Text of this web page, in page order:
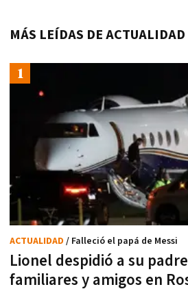
MÁS LEÍDAS DE ACTUALIDAD
Lionel despidió a su
familiares y amigos en
ACTUALIDAD / Falleció el papá de Messi